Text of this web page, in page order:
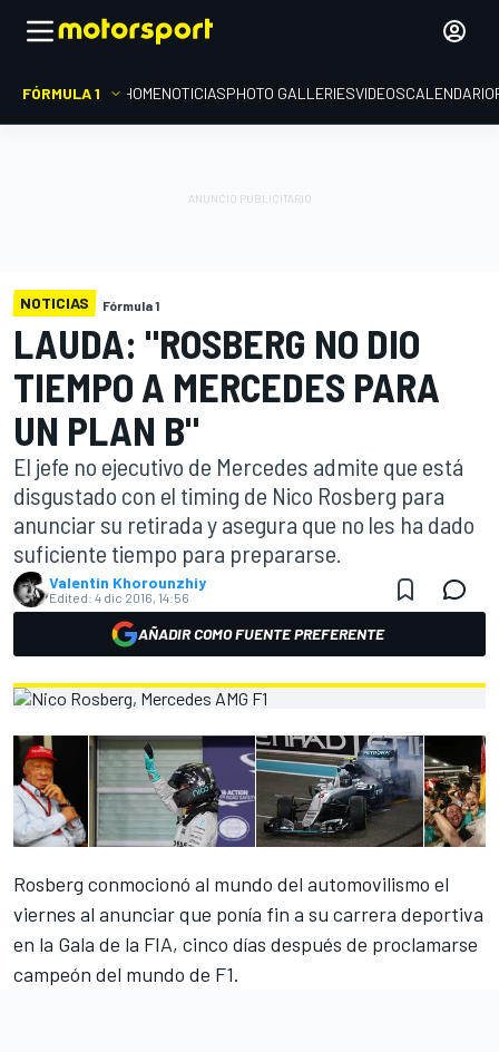
FÓRMULA 1 HOMENOTICIASPHOTO GALLERIESVIDEOSCALENDARIO
NOTICIAS Fórmula 1
LAUDA: "ROSBERG NO DIO
TIEMPO A MERCEDES PARA
UN PLAN B"
El jefe no ejecutivo de Mercedes admite que está
disgustado con el timing de Nico Rosberg para
anunciar su retirada y asegura que no les ha dado
suficiente tiempo para prepararse.
Valentin Khorounzhiy
Edited: 4 dic 2016, 14:56
AÑADIR COMO FUENTE PREFERENTE
Rosberg conmocionó al mundo del automovilismo el
viernes al anunciar que ponía fin a su carrera deportiva
en la Gala de la FIA, cinco días después de proclamarse
campeón del mundo de F1.